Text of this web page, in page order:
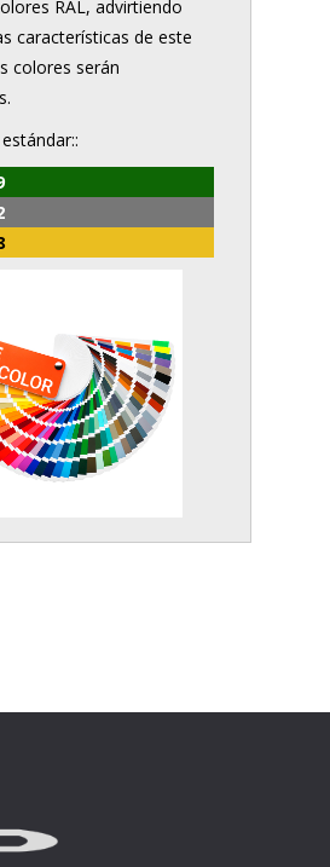
RAL, advirtiendo
características de este
colores serán